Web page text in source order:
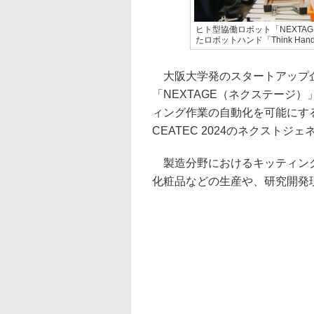
ヒト型協働ロボット「
たロボットハンド「Think
大阪大学発のスタートアップ
「NEXTAGE（ネクステージ
ィング作業の自動化を可能に
CEATEC 2024のネクストジェ
製造分野におけるキッティン
化粧品などの生産や、研究開